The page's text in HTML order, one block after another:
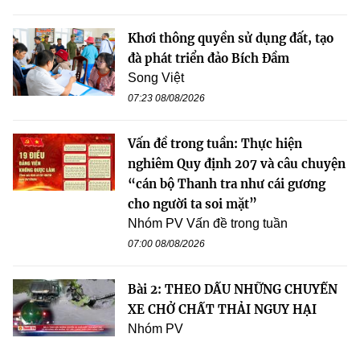
Khơi thông quyền sử dụng đất, tạo
đà phát triển đảo Bích Đầm
Song Việt
07:23 08/08/2026
Vấn đề trong tuần: Thực hiện
nghiêm Quy định 207 và câu chuyện
“cán bộ Thanh tra như cái gương
cho người ta soi mặt”
Nhóm PV Vấn đề trong tuần
07:00 08/08/2026
Bài 2: THEO DẤU NHỮNG CHUYẾN
XE CHỞ CHẤT THẢI NGUY HẠI
Nhóm PV